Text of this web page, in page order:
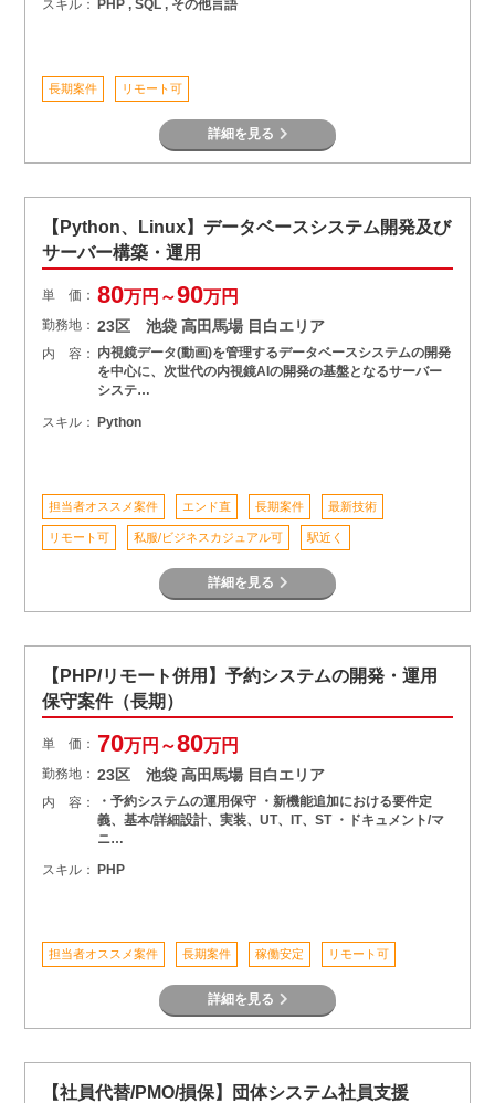
スキル： PHP , SQL , その他言語
長期案件 リモート可
詳細を見る
【Python、Linux】データベースシステム開発及び
サーバー構築・運用
単 価： 80万円～90万円
勤務地： 23区 池袋 高田馬場 目白エリア
内 容： 内視鏡データ(動画)を管理するデータベースシステムの開発
を中心に、次世代の内視鏡AIの開発の基盤となるサーバー
システ…
スキル： Python
担当者オススメ案件 エンド直 長期案件 最新技術
リモート可 私服/ビジネスカジュアル可 駅近く
詳細を見る
【PHP/リモート併用】予約システムの開発・運用
保守案件（長期）
単 価： 70万円～80万円
勤務地： 23区 池袋 高田馬場 目白エリア
内 容：
・予約システムの運用保守 ・新機能追加における要件定
義、基本/詳細設計、実装、UT、IT、ST ・ドキュメント/マ
ニ…
スキル： PHP
担当者オススメ案件 長期案件 稼働安定 リモート可
詳細を見る
【社員代替/PMO/損保】団体システム社員支援